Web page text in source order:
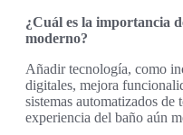
¿Cuál es la importancia
moderno?
Añadir tecnología, como
digitales, mejora
sistemas automatizados de
experiencia del baño aún